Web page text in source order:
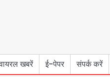
खबरें ई-पेपर संपर्क करें